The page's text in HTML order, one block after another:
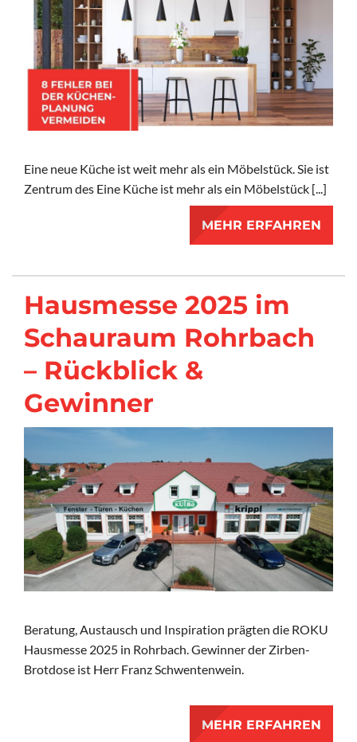
Eine neue Küche ist weit mehr als ein Möbelstück. Sie ist
Zentrum des Eine Küche ist mehr als ein Möbelstück [...]
MEHR ERFAHREN
Hausmesse 2025 im
Schauraum Rohrbach
– Rückblick &
Gewinner
Beratung, Austausch und Inspiration prägten die ROKU
Hausmesse 2025 in Rohrbach. Gewinner der Zirben-
Brotdose ist Herr Franz Schwentenwein.
MEHR ERFAHREN